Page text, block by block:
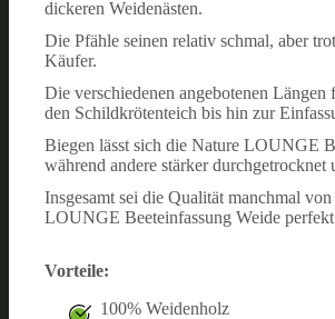
dickeren Weidenästen.
Die Pfähle seinen relativ schmal, aber
Käufer.
Die verschiedenen angebotenen
den Schildkrötenteich bis hin zur
Biegen lässt sich die Nature LOUNGE
während andere stärker
Insgesamt sei die Qualität manchmal
LOUNGE Beeteinfassung Weide
Vorteile:
100% Weidenholz